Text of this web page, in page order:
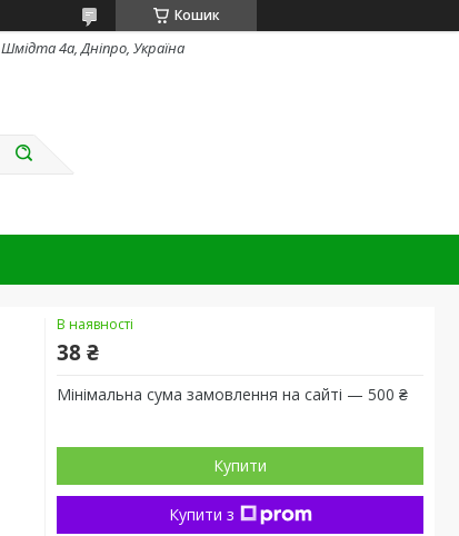
Кошик
Шмідта 4а, Дніпро, Україна
В наявності
38 ₴
Мінімальна сума замовлення на сайті — 500 ₴
Купити
Купити з